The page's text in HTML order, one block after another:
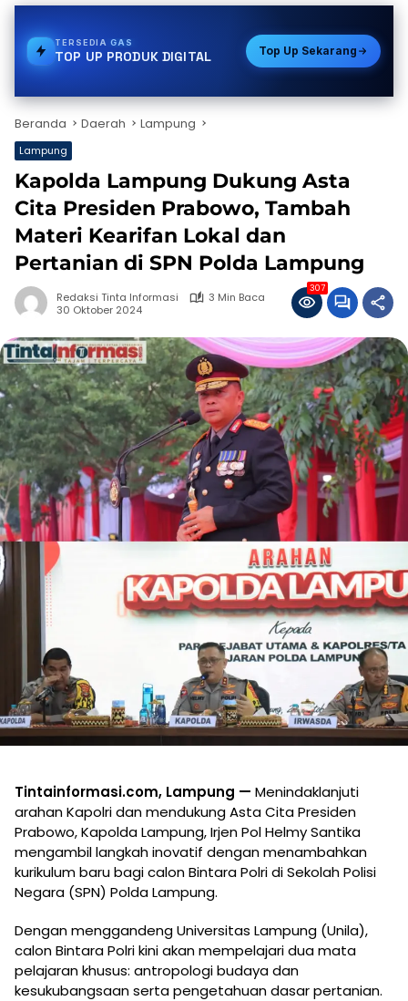
TERSEDIAE-WALLET
TOP UP PRODUK DIGITAL Top Up Sekarang
Beranda Daerah Lampung
Lampung
Kapolda Lampung Dukung Asta
Cita Presiden Prabowo, Tambah
Materi Kearifan Lokal dan
Pertanian di SPN Polda Lampung
Redaksi Tinta Informasi
3 Min Baca
30 Oktober 2024
307
Tintainformasi.com, Lampung — Menindaklanjuti
arahan Kapolri dan mendukung Asta Cita Presiden
Prabowo, Kapolda Lampung, Irjen Pol Helmy Santika
mengambil langkah inovatif dengan menambahkan
kurikulum baru bagi calon Bintara Polri di Sekolah Polisi
Negara (SPN) Polda Lampung.
Dengan menggandeng Universitas Lampung (Unila),
calon Bintara Polri kini akan mempelajari dua mata
pelajaran khusus: antropologi budaya dan
kesukubangsaan serta pengetahuan dasar pertanian.